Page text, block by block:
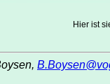
Hier ist